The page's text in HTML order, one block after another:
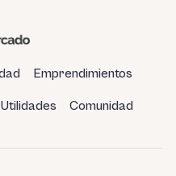
Emprendimientos
Utilidades Comunidad